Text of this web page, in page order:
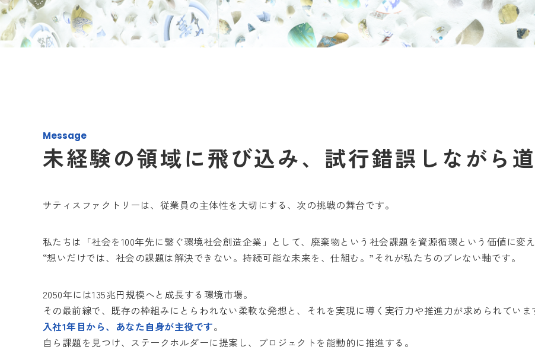
Message
未経験の領域に飛び込み、試行錯誤しながら道
サティスファクトリーは、従業員の主体性を大切にする、次の挑戦の舞台です。
私たちは「社会を100年先に繋ぐ環境社会創造企業」として、廃棄物という社会課題を資源循環という価値に変
“想いだけでは、社会の課題は解決できない。持続可能な未来を、仕組む。”それが私たちのブレない軸です。
2050年には135兆円規模へと成長する環境市場。
その最前線で、既存の枠組みにとらわれない柔軟な発想と、それを実現に導く実行力や推進力が求められていま
入社1年目から、あなた自身が主役です。
自ら課題を見つけ、ステークホルダーに提案し、プロジェクトを能動的に推進する。